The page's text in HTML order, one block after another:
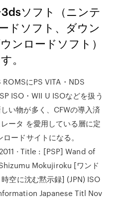
ソフト（ニンテ
ドソフト、ダウン
ンロードソフト）
。
にPS VITA・NDS
ISO・WII U ISOなどを扱う
い物が多く、CFWの導入済
ータ を愛用している層に定
ードサイトになる。
· Title : [PSP] Wand of
Mokujiroku [ワンド
空に沈む黙示録] (JPN) ISO
Japanese Titl Nov